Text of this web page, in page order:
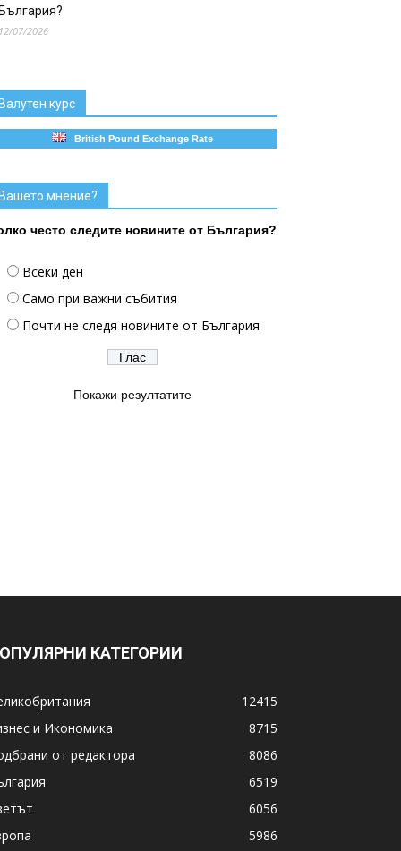
07/2026
курс
British Pound Exchange Rate
мнение?
често следите новините от България?
Всеки ден
Само при важни събития
Почти не следя новините от България
Покажи резултатите
КАТЕГОРИИ
12415
и Икономика
8715
от редактора
8086
6519
6056
5986